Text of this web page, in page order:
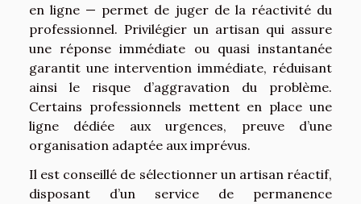
en ligne — permet de juger de la réactivité du
professionnel. Privilégier un artisan qui assure
une réponse immédiate ou quasi instantanée
garantit une intervention immédiate, réduisant
ainsi le risque d’aggravation du problème.
Certains professionnels mettent en place une
ligne dédiée aux urgences, preuve d’une
organisation adaptée aux imprévus.
Il est conseillé de sélectionner un artisan réactif,
disposant d’un service de permanence